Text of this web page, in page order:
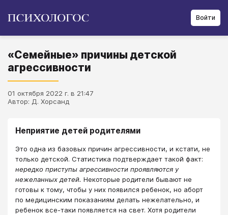
Войти
«Семейные» причины детской
агрессивности
01 октября 2022 г. в 21:47
Автор: Д. Хорсанд
Неприятие детей родителями
Это одна из базовых причин агрессивности, и кстати, не
только детской. Статистика подтверждает такой факт:
нередко приступы агрессивности проявляются у
нежеланных детей. Некоторые родители бывают не
готовы к тому, чтобы у них появился ребенок, но аборт
по медицинским показаниям делать нежелательно, и
ребенок все-таки появляется на свет. Хотя родители